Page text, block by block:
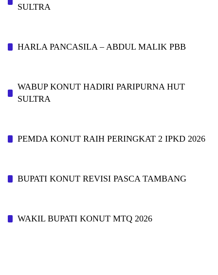
SULTRA
HARLA PANCASILA – ABDUL MALIK PBB
WABUP KONUT HADIRI PARIPURNA HUT
SULTRA
PEMDA KONUT RAIH PERINGKAT 2 IPKD 2026
BUPATI KONUT REVISI PASCA TAMBANG
WAKIL BUPATI KONUT MTQ 2026